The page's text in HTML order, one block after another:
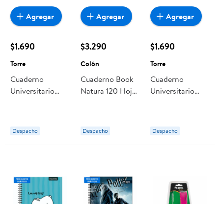
$1.690
Torre
Cuaderno
Universitario
Surtido
Despacho
Agregar
$3.290
Colón
Cuaderno Book
Natura 120 Hojas
Despacho
Agregar
$1.690
Torre
Cuaderno
Universitario
1 Un Torre
Despacho
Agregar